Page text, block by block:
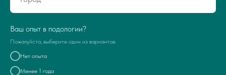
Ваш опыт в подологии?
Пожалуйста, выберите один из вариантов:
Нет опыта
Менее 1 года